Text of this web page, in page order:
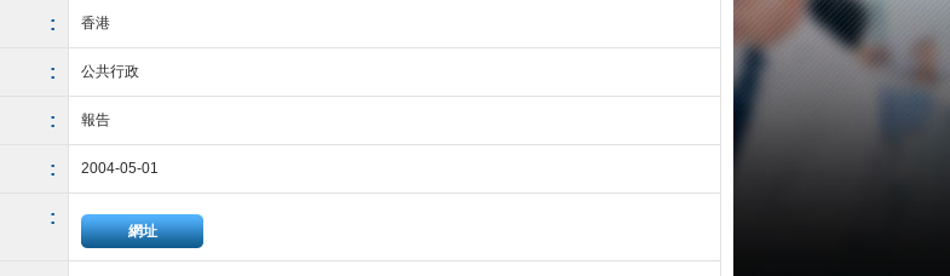
: 香港
: 公共行政
: 報告
: 2004-05-01
:
網址